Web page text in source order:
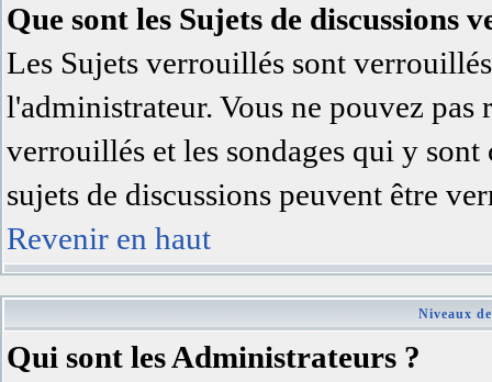
Que sont les Sujets de discussions
Les Sujets verrouillés sont
l'administrateur. Vous ne pouvez pas
verrouillés et les sondages qui y
sujets de discussions peuvent être
Revenir en haut
Niveaux
Qui sont les Administrateurs ?